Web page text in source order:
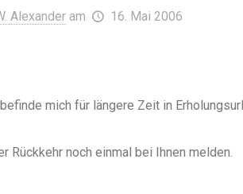
Alexander am 16. Mai 2006
mich für längere Zeit in
Rückkehr noch einmal bei Ihnen melden.